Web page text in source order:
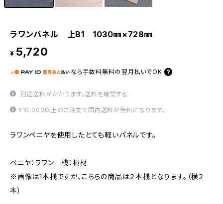
ラワンパネル 上B1 1030㎜×728㎜
¥ 5,720
なら 手数料無料の 翌月払いでOK
別途送料がかかります。送料を確認する
¥10,000以上のご注文で国内送料が無料になります。
ラワンベニヤを使用したとても軽いパネルです。
ベニヤ：ラワン 桟：桐材
※画像は1本桟ですが、こちらの商品は２本桟となります。（横２
本）